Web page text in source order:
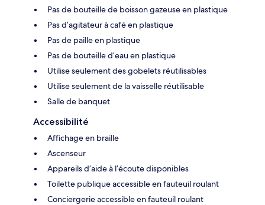
Pas de bouteille de boisson gazeuse en plastique
Pas d’agitateur à café en plastique
Pas de paille en plastique
Pas de bouteille d’eau en plastique
Utilise seulement des gobelets réutilisables
Utilise seulement de la vaisselle réutilisable
Salle de banquet
Accessibilité
Affichage en braille
Ascenseur
Appareils d’aide à l’écoute disponibles
Toilette publique accessible en fauteuil roulant
Conciergerie accessible en fauteuil roulant